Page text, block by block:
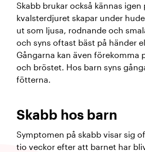
Skabb brukar också kännas igen
kvalsterdjuret skapar under
ut som ljusa, rodnande och
och syns oftast bäst på händer
Gångarna kan även förekomma
och bröstet. Hos barn syns
fötterna.
Skabb hos barn
Symptomen på skabb visar sig
tio veckor efter att barnet har